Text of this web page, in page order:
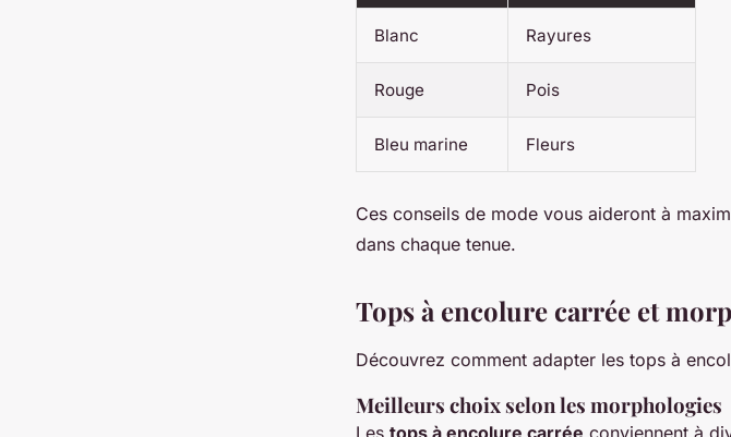
Blanc Rayures
Rouge Pois
Bleu marine Fleurs
Ces conseils de mode vous aideront à
dans chaque tenue.
Tops à encolure carrée et
Découvrez comment adapter les tops à
Meilleurs choix selon les morphologies